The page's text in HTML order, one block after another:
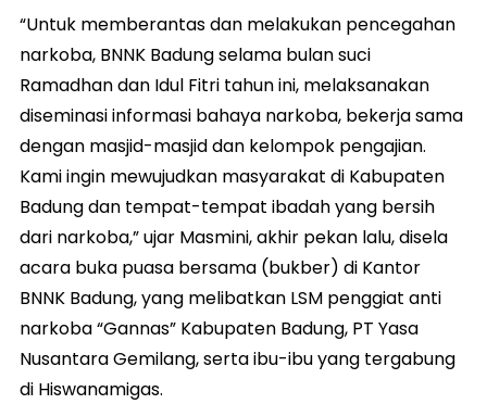
“Untuk memberantas dan melakukan pencegahan
narkoba, BNNK Badung selama bulan suci
Ramadhan dan Idul Fitri tahun ini, melaksanakan
diseminasi informasi bahaya narkoba, bekerja sama
dengan masjid-masjid dan kelompok pengajian.
Kami ingin mewujudkan masyarakat di Kabupaten
Badung dan tempat-tempat ibadah yang bersih
dari narkoba,” ujar Masmini, akhir pekan lalu, disela
acara buka puasa bersama (bukber) di Kantor
BNNK Badung, yang melibatkan LSM penggiat anti
narkoba “Gannas” Kabupaten Badung, PT Yasa
Nusantara Gemilang, serta ibu-ibu yang tergabung
di Hiswanamigas.